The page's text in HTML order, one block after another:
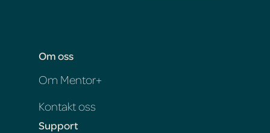
Om oss
Om Mentor+
Kontakt oss
Support